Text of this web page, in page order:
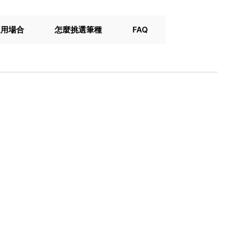
場合 怎麼挑選筆種 FAQ